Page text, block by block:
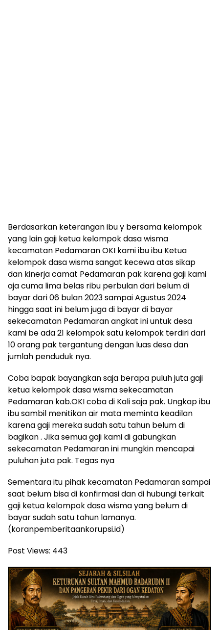
Berdasarkan keterangan ibu y bersama kelompok
yang lain gaji ketua kelompok dasa wisma
kecamatan Pedamaran OKI kami ibu ibu Ketua
kelompok dasa wisma sangat kecewa atas sikap
dan kinerja camat Pedamaran pak karena gaji kami
aja cuma lima belas ribu perbulan dari belum di
bayar dari 06 bulan 2023 sampai Agustus 2024
hingga saat ini belum juga di bayar di bayar
sekecamatan Pedamaran angkat ini untuk desa
kami be ada 21 kelompok satu kelompok terdiri dari
10 orang pak tergantung dengan luas desa dan
jumlah penduduk nya.
Coba bapak bayangkan saja berapa puluh juta gaji
ketua kelompok dasa wisma sekecamatan
Pedamaran kab.OKI coba di Kali saja pak. Ungkap ibu
ibu sambil menitikan air mata meminta keadilan
karena gaji mereka sudah satu tahun belum di
bagikan . Jika semua gaji kami di gabungkan
sekecamatan Pedamaran ini mungkin mencapai
puluhan juta pak. Tegas nya
Sementara itu pihak kecamatan Pedamaran sampai
saat belum bisa di konfirmasi dan di hubungi terkait
gaji ketua kelompok dasa wisma yang belum di
bayar sudah satu tahun lamanya.
(koranpemberitaankorupsi.id)
Post Views: 443